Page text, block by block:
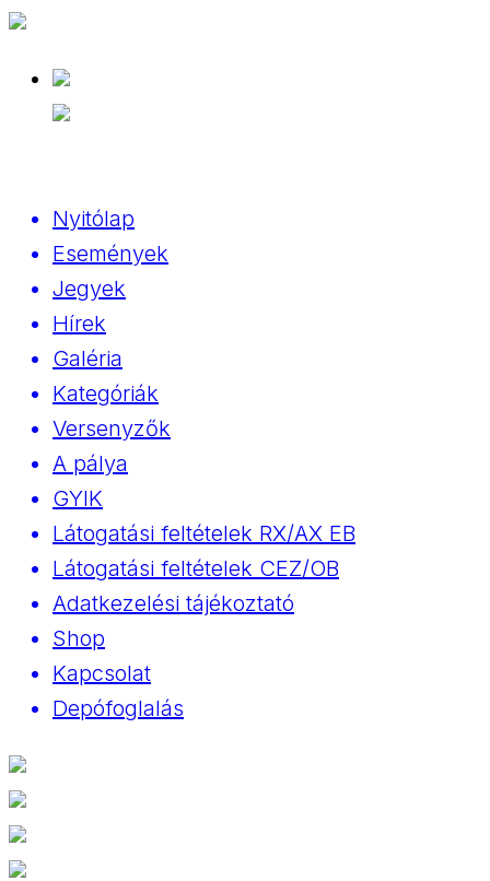
Nyitólap
Események
Jegyek
Hírek
Galéria
Kategóriák
Versenyzők
A pálya
GYIK
Látogatási feltételek RX/AX EB
Látogatási feltételek CEZ/OB
Adatkezelési tájékoztató
Shop
Kapcsolat
Depófoglalás